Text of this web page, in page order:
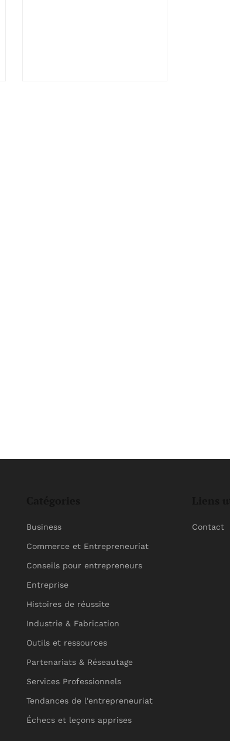
Business
Commerce et Entrepreneuriat
Conseils pour entrepreneurs
Entreprise
Histoires de réussite
Industrie & Fabrication
Outils et ressources
Partenariats & Réseautage
Services Professionnels
Tendances de l'entrepreneuriat
Échecs et leçons apprises
Contact